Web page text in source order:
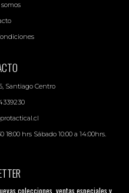
Santiago Centro
18:00 hrs Sábado 10:00 a 14:00hrs.
colecciones, ventas especiales y